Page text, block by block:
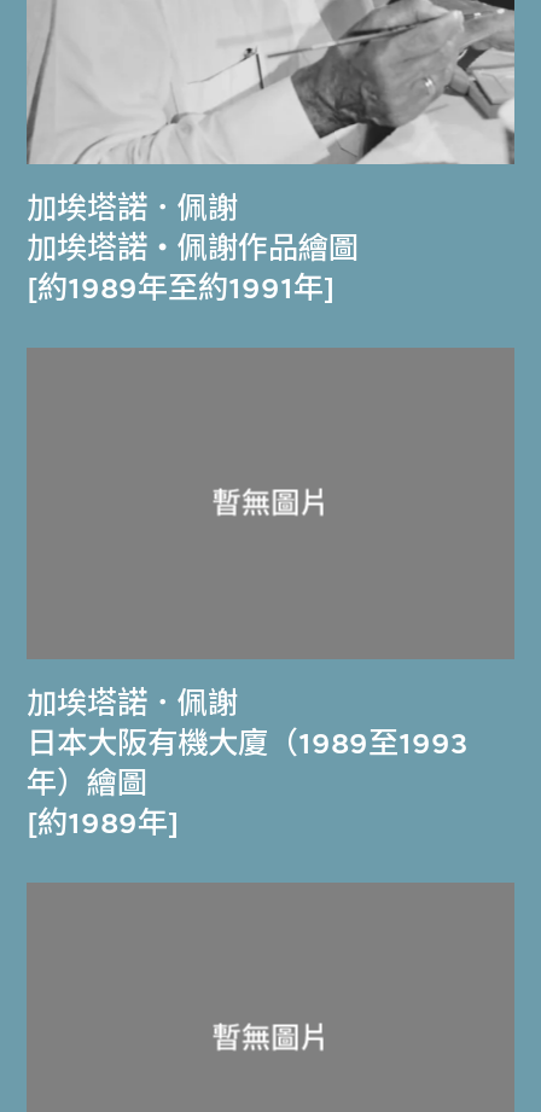
加埃塔諾．佩謝
加埃塔諾‧佩謝作品繪圖
[約1989年至約1991年]
加埃塔諾．佩謝
日本大阪有機大廈（1989至1993
年）繪圖
[約1989年]